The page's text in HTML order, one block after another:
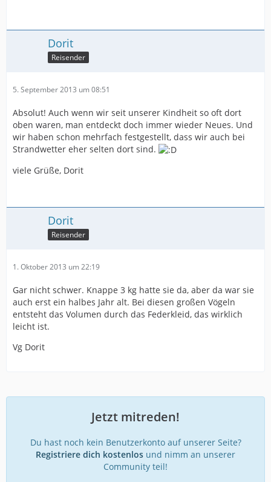
Dorit
Reisender
5. September 2013 um 08:51
Absolut! Auch wenn wir seit unserer Kindheit so oft dort
oben waren, man entdeckt doch immer wieder Neues. Und
wir haben schon mehrfach festgestellt, dass wir auch bei
Strandwetter eher selten dort sind.
viele Grüße, Dorit
Dorit
Reisender
1. Oktober 2013 um 22:19
Gar nicht schwer. Knappe 3 kg hatte sie da, aber da war sie
auch erst ein halbes Jahr alt. Bei diesen großen Vögeln
entsteht das Volumen durch das Federkleid, das wirklich
leicht ist.
Vg Dorit
Jetzt mitreden!
Du hast noch kein Benutzerkonto auf unserer Seite?
Registriere dich kostenlos und nimm an unserer
Community teil!